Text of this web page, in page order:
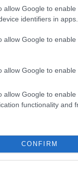
allow Google to
identifiers in apps.
allow Google to
allow Google to
allow Google to
functionality and
CONFIRM
Most a
dőlj be nekik
A bűnözők újabban
a bankkártyánk